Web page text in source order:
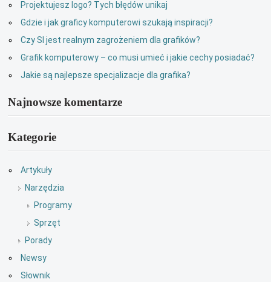
Projektujesz logo? Tych błędów unikaj
Gdzie i jak graficy komputerowi szukają inspiracji?
Czy SI jest realnym zagrożeniem dla grafików?
Grafik komputerowy – co musi umieć i jakie cechy posiadać?
Jakie są najlepsze specjalizacje dla grafika?
Najnowsze komentarze
Kategorie
Artykuły
Narzędzia
Programy
Sprzęt
Porady
Newsy
Słownik